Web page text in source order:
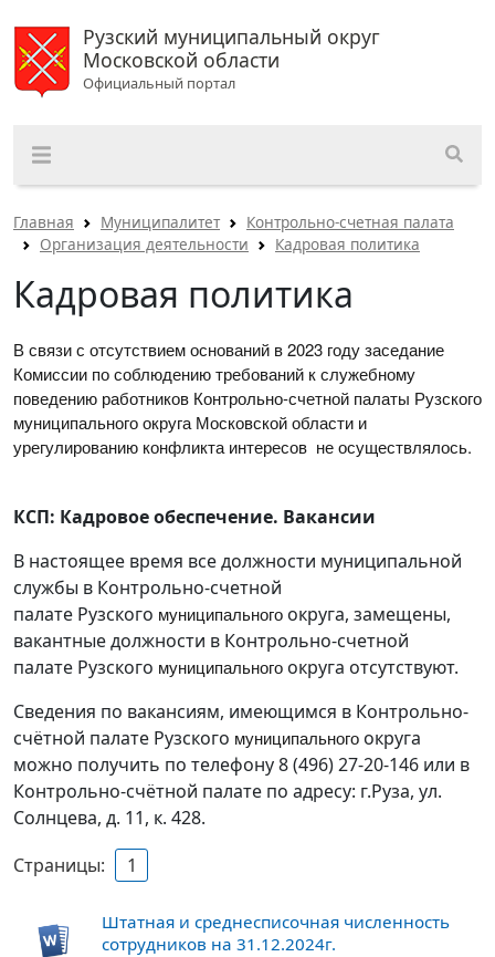
Рузский муниципальный округ
Московской области
Официальный портал
Главная Муниципалитет
Контрольно-счетная палата
Организация деятельности
Кадровая политика
Кадровая политика
В связи с отсутствием оснований в 2023 году заседание
Комиссии по соблюдению требований к служебному
поведению работников Контрольно-счетной палаты Рузского
муниципального округа Московской области и
урегулированию конфликта интересов не осуществлялось.
КСП: Кадровое обеспечение. Вакансии
В настоящее время все должности муниципальной
службы в Контрольно-счетной
палате Рузского муниципального округа, замещены,
вакантные должности в Контрольно-счетной
палате Рузского муниципального округа отсутствуют.
Сведения по вакансиям, имеющимся в Контрольно-
счётной палате Рузского муниципального округа
можно получить по телефону 8 (496) 27-20-146 или в
Контрольно-счётной палате по адресу: г.Руза, ул.
Солнцева, д. 11, к. 428.
Страницы:
1
Штатная и среднесписочная численность
сотрудников на 31.12.2024г.